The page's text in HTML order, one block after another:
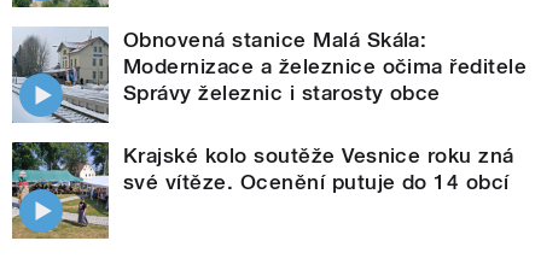
Obnovená stanice Malá Skála:
Modernizace a železnice očima ředitele
Správy železnic i starosty obce
Krajské kolo soutěže Vesnice roku zná
své vítěze. Ocenění putuje do 14 obcí